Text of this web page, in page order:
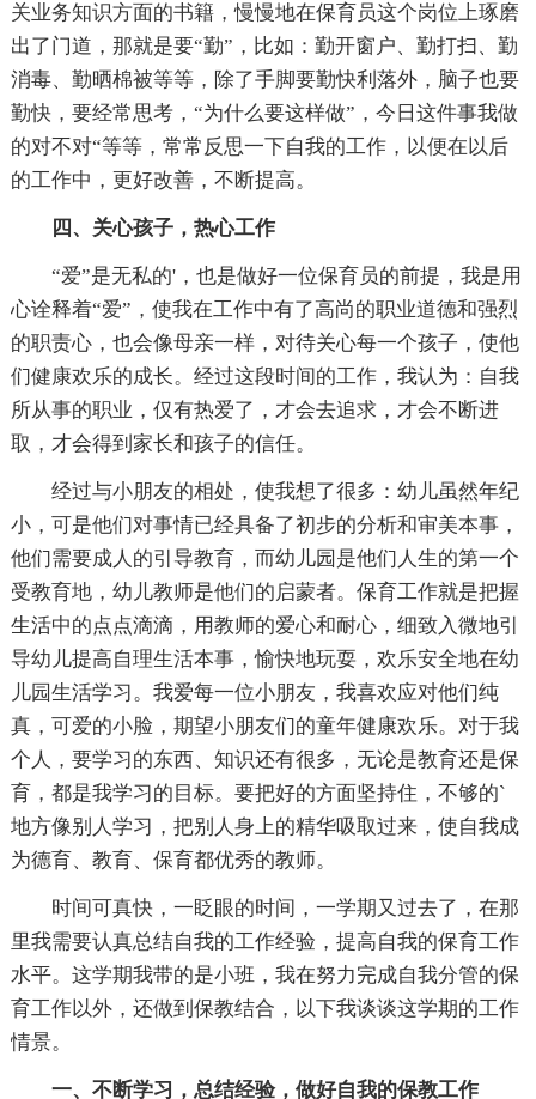
关业务知识方面的书籍，慢慢地在保育员这个岗位上琢磨
出了门道，那就是要“勤”，比如：勤开窗户、勤打扫、勤
消毒、勤晒棉被等等，除了手脚要勤快利落外，脑子也要
勤快，要经常思考，“为什么要这样做”，今日这件事我做
的对不对“等等，常常反思一下自我的工作，以便在以后
的工作中，更好改善，不断提高。
四、关心孩子，热心工作
“爱”是无私的'，也是做好一位保育员的前提，我是用
心诠释着“爱”，使我在工作中有了高尚的职业道德和强烈
的职责心，也会像母亲一样，对待关心每一个孩子，使他
们健康欢乐的成长。经过这段时间的工作，我认为：自我
所从事的职业，仅有热爱了，才会去追求，才会不断进
取，才会得到家长和孩子的信任。
经过与小朋友的相处，使我想了很多：幼儿虽然年纪
小，可是他们对事情已经具备了初步的分析和审美本事，
他们需要成人的引导教育，而幼儿园是他们人生的第一个
受教育地，幼儿教师是他们的启蒙者。保育工作就是把握
生活中的点点滴滴，用教师的爱心和耐心，细致入微地引
导幼儿提高自理生活本事，愉快地玩耍，欢乐安全地在幼
儿园生活学习。我爱每一位小朋友，我喜欢应对他们纯
真，可爱的小脸，期望小朋友们的童年健康欢乐。对于我
个人，要学习的东西、知识还有很多，无论是教育还是保
育，都是我学习的目标。要把好的方面坚持住，不够的`
地方像别人学习，把别人身上的精华吸取过来，使自我成
为德育、教育、保育都优秀的教师。
时间可真快，一眨眼的时间，一学期又过去了，在那
里我需要认真总结自我的工作经验，提高自我的保育工作
水平。这学期我带的是小班，我在努力完成自我分管的保
育工作以外，还做到保教结合，以下我谈谈这学期的工作
情景。
一、不断学习，总结经验，做好自我的保教工作